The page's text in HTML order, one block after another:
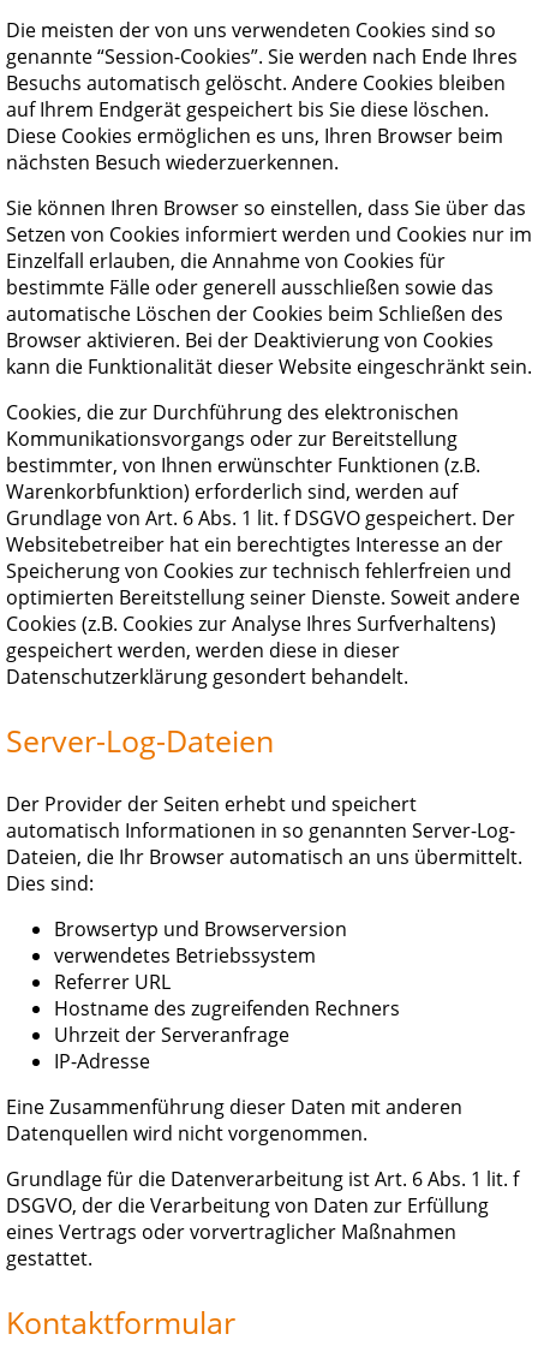
Die meisten der von uns verwendeten Cookies sind so
genannte “Session-Cookies”. Sie werden nach Ende Ihres
Besuchs automatisch gelöscht. Andere Cookies bleiben
auf Ihrem Endgerät gespeichert bis Sie diese löschen.
Diese Cookies ermöglichen es uns, Ihren Browser beim
nächsten Besuch wiederzuerkennen.
Sie können Ihren Browser so einstellen, dass Sie über das
Setzen von Cookies informiert werden und Cookies nur im
Einzelfall erlauben, die Annahme von Cookies für
bestimmte Fälle oder generell ausschließen sowie das
automatische Löschen der Cookies beim Schließen des
Browser aktivieren. Bei der Deaktivierung von Cookies
kann die Funktionalität dieser Website eingeschränkt sein.
Cookies, die zur Durchführung des elektronischen
Kommunikationsvorgangs oder zur Bereitstellung
bestimmter, von Ihnen erwünschter Funktionen (z.B.
Warenkorbfunktion) erforderlich sind, werden auf
Grundlage von Art. 6 Abs. 1 lit. f DSGVO gespeichert. Der
Websitebetreiber hat ein berechtigtes Interesse an der
Speicherung von Cookies zur technisch fehlerfreien und
optimierten Bereitstellung seiner Dienste. Soweit andere
Cookies (z.B. Cookies zur Analyse Ihres Surfverhaltens)
gespeichert werden, werden diese in dieser
Datenschutzerklärung gesondert behandelt.
Server-Log-Dateien
Der Provider der Seiten erhebt und speichert
automatisch Informationen in so genannten Server-Log-
Dateien, die Ihr Browser automatisch an uns übermittelt.
Dies sind:
Browsertyp und Browserversion
verwendetes Betriebssystem
Referrer URL
Hostname des zugreifenden Rechners
Uhrzeit der Serveranfrage
IP-Adresse
Eine Zusammenführung dieser Daten mit anderen
Datenquellen wird nicht vorgenommen.
Grundlage für die Datenverarbeitung ist Art. 6 Abs. 1 lit. f
DSGVO, der die Verarbeitung von Daten zur Erfüllung
eines Vertrags oder vorvertraglicher Maßnahmen
gestattet.
Kontaktformular